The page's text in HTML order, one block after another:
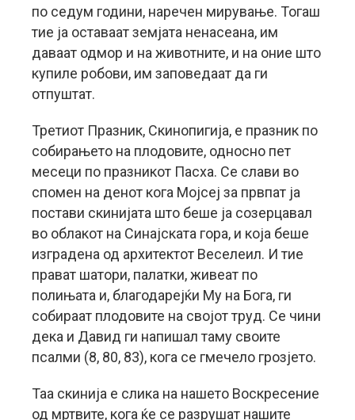
по седум години, наречен мирување. Тогаш
тие ја оставаат земјата ненасеана, им
даваат одмор и на животните, и на оние што
купиле робови, им заповедаат да ги
отпуштат.
Третиот Празник, Скинопигија, е празник по
собирањето на плодовите, односно пет
месеци по празникот Пасха. Се слави во
спомен на денот кога Мојсеј за првпат ја
постави скинијата што беше ја созерцавал
во облакот на Синајската гора, и која беше
изградена од архитектот Веселеил. И тие
прават шатори, палатки, живеат по
полињата и, благодарејќи Му на Бога, ги
собираат плодовите на својот труд. Се чини
дека и Давид ги напишал таму своите
псалми (8, 80, 83), кога се гмечело грозјето.
Таа скинија е слика на нашето Воскресение
од мртвите, кога ќе се разрушат нашите